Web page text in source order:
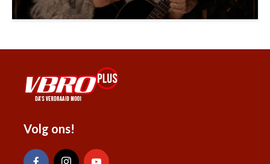
Volg ons!